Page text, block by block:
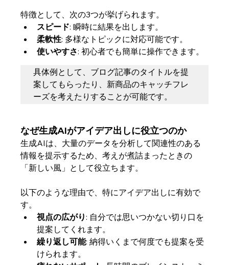
特徴として、次の3つが挙げられます。
スピード: 瞬時に結果を出します。
柔軟性: 多様なトピックに対応可能です。
使いやすさ: 初心者でも簡単に操作できます。
具体例として、ブログ記事のタイトルを提
案してもらったり、新商品のキャッチフレ
ーズを考えたりすることが可能です。
なぜ生成AIがアイデア出しに役立つのか
生成AIは、大量のデータを分析して関連性のある
情報を提示するため、考えが煮詰まったときの
「新しい風」として役立ちます。
以下のような理由で、特にアイデア出しに有効で
す。
視点の広がり: 自分では思いつかない切り口を
提案してくれます。
繰り返し可能: 納得いくまで何度でも提案を受
けられます。